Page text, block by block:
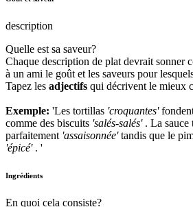
description
Quelle est sa saveur?
Chaque description de plat devrait sonner
à un ami le goût et les saveurs pour
Tapez les adjectifs qui décrivent le mieux
Exemple: 'Les tortillas 'croquantes'
comme des biscuits 'salés-salés' . La sauce
parfaitement 'assaisonnée'tandis que le
'épicé' . '
Ingrédients
En quoi cela consiste?